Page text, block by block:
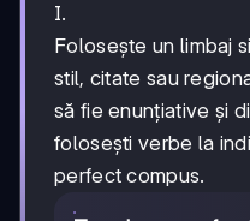
I.
Folosește un limbaj
stil, citate sau
să fie enunțiative și
folosești verbe la
perfect compus.